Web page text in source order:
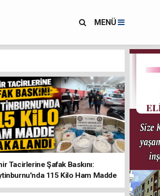
MENÜ
Tacirlerine Şafak Baskını:
115 Kilo Ham Madde